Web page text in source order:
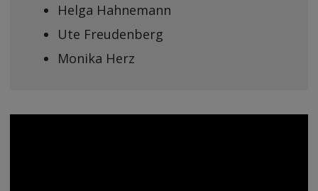
Helga Hahnemann
Ute Freudenberg
Monika Herz